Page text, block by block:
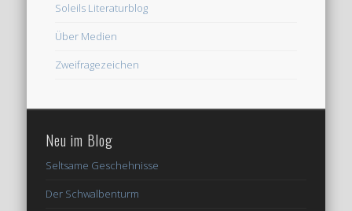
Soleils Literaturblog
Über Medien
Zweifragezeichen
Neu im Blog
Seltsame Geschehnisse
Der Schwalbenturm